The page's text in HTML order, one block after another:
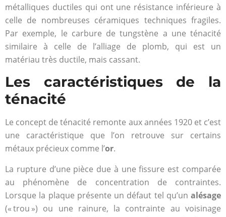
métalliques ductiles qui ont une résistance inférieure à
celle de nombreuses céramiques techniques fragiles.
Par exemple, le carbure de tungstène a une ténacité
similaire à celle de l’alliage de plomb, qui est un
matériau très ductile, mais cassant.
Les caractéristiques de la
ténacité
Le concept de ténacité remonte aux années 1920 et c’est
une caractéristique que l’on retrouve sur certains
métaux précieux comme l’or.
La rupture d’une pièce due à une fissure est comparée
au phénomène de concentration de contraintes.
Lorsque la plaque présente un défaut tel qu’un alésage
(« trou ») ou une rainure, la contrainte au voisinage